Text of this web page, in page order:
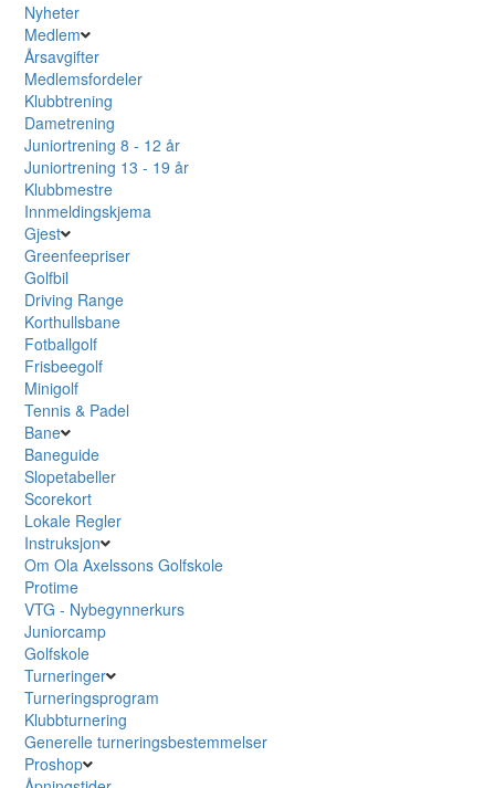
Nyheter
Medlem
Årsavgifter
Medlemsfordeler
Klubbtrening
Dametrening
Juniortrening 8 - 12 år
Juniortrening 13 - 19 år
Klubbmestre
Innmeldingskjema
Gjest
Greenfeepriser
Golfbil
Driving Range
Korthullsbane
Fotballgolf
Frisbeegolf
Minigolf
Tennis & Padel
Bane
Baneguide
Slopetabeller
Scorekort
Lokale Regler
Instruksjon
Om Ola Axelssons Golfskole
Protime
VTG - Nybegynnerkurs
Juniorcamp
Golfskole
Turneringer
Turneringsprogram
Klubbturnering
Generelle turneringsbestemmelser
Proshop